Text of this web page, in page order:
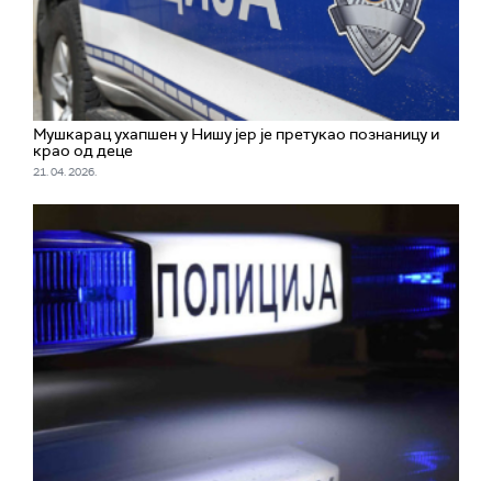
Мушкарац ухапшен у Нишу јер је претукао познаницу и
крао од деце
21. 04. 2026.